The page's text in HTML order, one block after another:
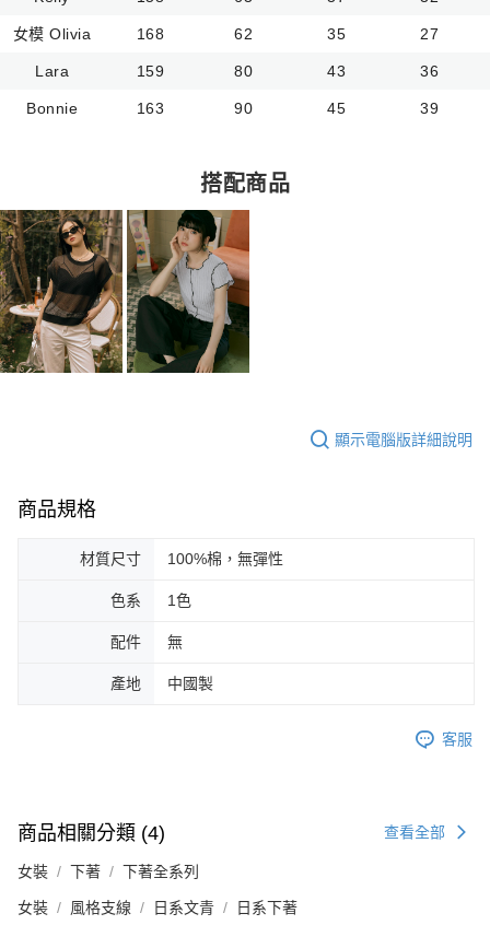
女模 Olivia 168 62 35 27
Lara 159 80 43 36
Bonnie 163 90 45 39
搭配商品
顯示電腦版詳細說明
商品規格
材質尺寸 100%棉，無彈性
色系 1色
配件 無
產地 中國製
客服
商品相關分類 (4) 查看全部
女裝 下著 下著全系列
女裝 風格支線 日系文青 日系下著